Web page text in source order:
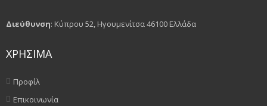
Διεύθυνση: Κύπρου 52, Ηγουμενίτσα 46100 Ελλάδα
ΧΡΗΣΙΜΑ
Προφίλ
Επικοινωνία